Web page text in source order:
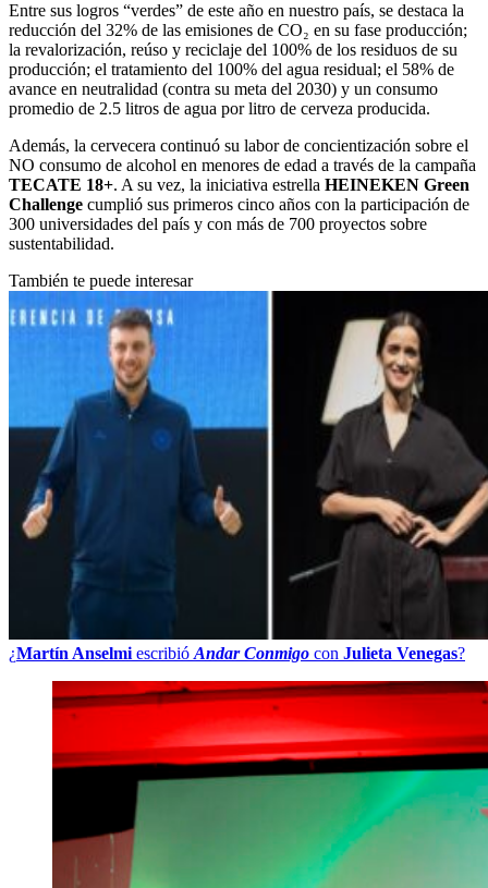
Entre sus logros “verdes” de este año en nuestro país, se destaca la
reducción del 32% de las emisiones de CO₂ en su fase producción;
la revalorización, reúso y reciclaje del 100% de los residuos de su
producción; el tratamiento del 100% del agua residual; el 58% de
avance en neutralidad (contra su meta del 2030) y un consumo
promedio de 2.5 litros de agua por litro de cerveza producida.
Además, la cervecera continuó su labor de concientización sobre el
NO consumo de alcohol en menores de edad a través de la campaña
TECATE 18+. A su vez, la iniciativa estrella HEINEKEN Green
Challenge cumplió sus primeros cinco años con la participación de
300 universidades del país y con más de 700 proyectos sobre
sustentabilidad.
También te puede interesar
¿Martín Anselmi escribió Andar Conmigo con Julieta Venegas?